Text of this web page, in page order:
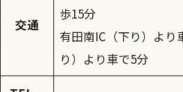
交通
歩15分
有田南IC（下り）より
り）より車で5分